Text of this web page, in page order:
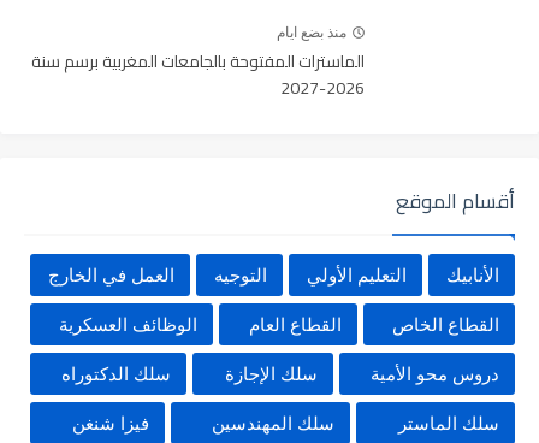
منذ بضع ايام
الماسترات المفتوحة بالجامعات المغربية برسم سنة
2026-2027
أقسام الموقع
الأنابيك التعليم الأولي التوجيه العمل في الخارج
القطاع الخاص القطاع العام الوظائف العسكرية
دروس محو الأمية سلك الإجازة سلك الدكتوراه
سلك الماستر سلك المهندسين فيزا شنغن